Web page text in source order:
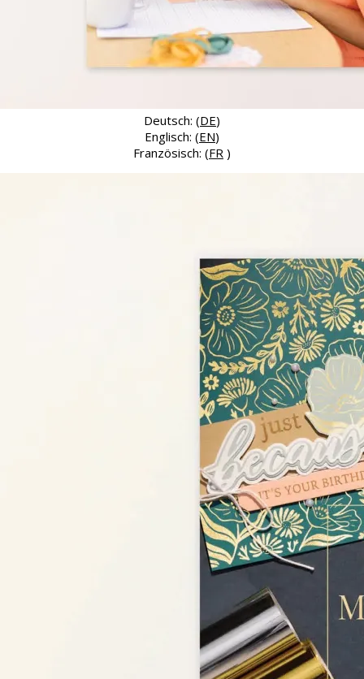
Deutsch: (DE)
Englisch: (EN)
Französisch: (FR )